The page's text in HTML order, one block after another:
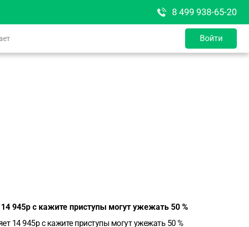
8 499 938-65-20
Войти
945р с кажите приступы могут ужежать 50 %
14 945р с кажите приступы могут ужежать 50 %